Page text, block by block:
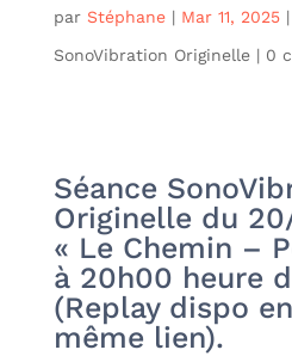
par Stéphane| Mar 11, 2025|
SonoVibration Originelle| 0
Séance
Originelle du
« Le Chemin –
à 20h00 heure
(Replay dispo
même lien).